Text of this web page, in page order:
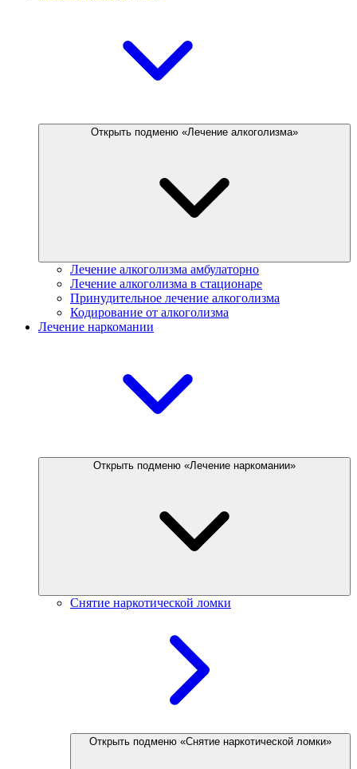
Открыть подменю «Лечение алкоголизма»
Лечение алкоголизма амбулаторно
Лечение алкоголизма в стационаре
Принудительное лечение алкоголизма
Кодирование от алкоголизма
Лечение наркомании
Открыть подменю «Лечение наркомании»
Снятие наркотической ломки
Открыть подменю «Снятие наркотической ломки»